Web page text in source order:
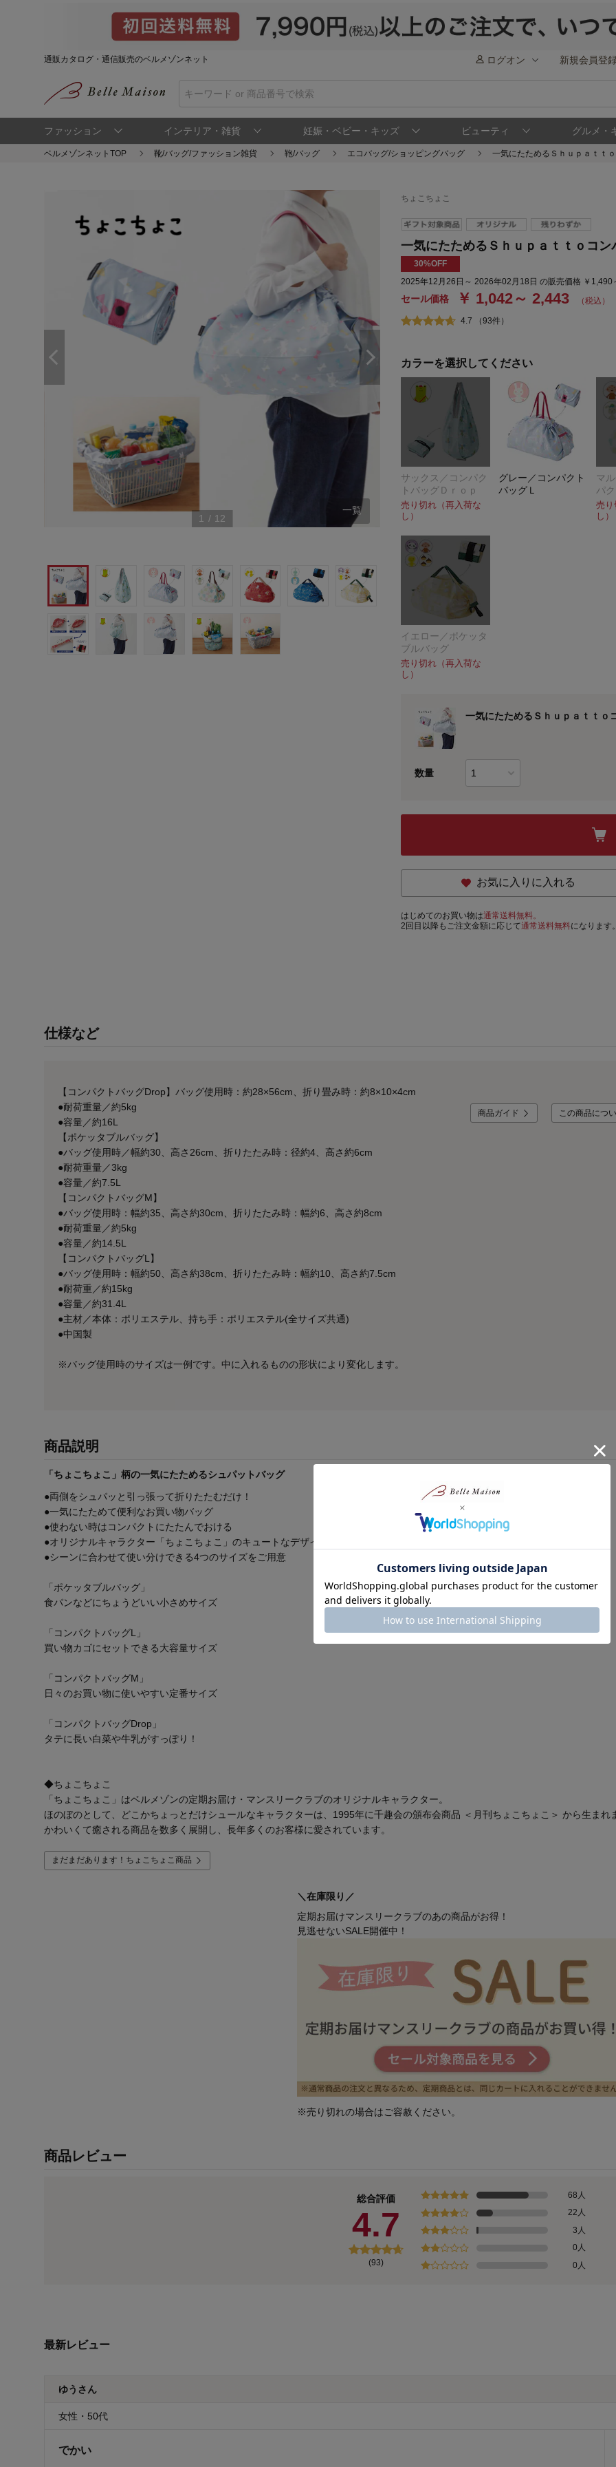
通販カタログ・通信販売のベルメゾンネット ログオン 新規会員登
ファッション インテリア・雑貨 妊娠・ベビー・キッズ ビューティ グルメ・
ベルメゾンネットTOP 靴/バッグ/ファッション雑貨 鞄/バッグ エコバッグ/ショッピングバッグ 一気にたためるＳｈｕｐａｔｔ
1 / 12
一覧
ちょこちょこ
一気にたためるＳｈｕｐａｔｔｏコ
30%OFF
2025年12月26日～ 2026年02月18日 の販売価格 ￥1,490
セール価格 ￥ 1,042～ 2,443 （税込）
4.7 （93件）
カラーを選択してください
サックス／コンパク
トバッグＤｒｏｐ
売り切れ（再入荷な
し）
グレー／コンパクト
バッグＬ
マ
パ
売り
し）
イエロー／ポケッタ
ブルバッグ
売り切れ（再入荷な
し）
一気にたためるＳｈｕｐａｔｔｏ
数量
お気に入りに入れる
はじめてのお買い物は通常送料無料。
2回目以降もご注文金額に応じて通常送料無料になります
仕様など
【コンパクトバッグDrop】バッグ使用時：約28×56cm、折り畳み時：約8×10×4cm
●耐荷重量／約5kg
●容量／約16L
【ポケッタブルバッグ】
●バッグ使用時／幅約30、高さ26cm、折りたたみ時：径約4、高さ約6cm
●耐荷重量／3kg
●容量／約7.5L
【コンパクトバッグM】
●バッグ使用時：幅約35、高さ約30cm、折りたたみ時：幅約6、高さ約8cm
●耐荷重量／約5kg
●容量／約14.5L
【コンパクトバッグL】
●バッグ使用時：幅約50、高さ約38cm、折りたたみ時：幅約10、高さ約7.5cm
●耐荷重／約15kg
●容量／約31.4L
●主材／本体：ポリエステル、持ち手：ポリエステル(全サイズ共通)
●中国製
※バッグ使用時のサイズは一例です。中に入れるものの形状により変化します。
商品ガイド この商品につ
商品説明
「ちょこちょこ」柄の一気にたためるシュパットバッグ
●両側をシュパッと引っ張って折りたたむだけ！
●一気にたためて便利なお買い物バッグ
●使わない時はコンパクトにたたんでおける
●オリジナルキャラクター「ちょこちょこ」のキュートなデザイン
●シーンに合わせて使い分けできる4つのサイズをご用意
「ポケッタブルバッグ」
食パンなどにちょうどいい小さめサイズ
「コンパクトバッグL」
買い物カゴにセットできる大容量サイズ
「コンパクトバッグM」
日々のお買い物に使いやすい定番サイズ
「コンパクトバッグDrop」
タテに長い白菜や牛乳がすっぽり！
◆ちょこちょこ
「ちょこちょこ」はベルメゾンの定期お届け・マンスリークラブのオリジナルキャラクター。
ほのぼのとして、どこかちょっとだけシュールなキャラクターは、1995年に千趣会の頒布会商品 ＜月刊ちょこちょこ＞ から生まれ
かわいくて癒される商品を数多く展開し、長年多くのお客様に愛されています。
まだまだあります！ちょこちょこ商品
＼在庫限り／
定期お届けマンスリークラブのあの商品がお得！
見逃せないSALE開催中！
※売り切れの場合はご容赦ください。
商品レビュー
総合評価
4.7
(93)
68人
22人
3人
0人
0人
最新レビュー
ゆうさん
女性・50代
でかい